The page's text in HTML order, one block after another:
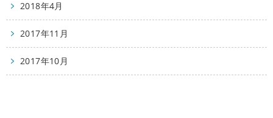
2018年4月
2017年11月
2017年10月